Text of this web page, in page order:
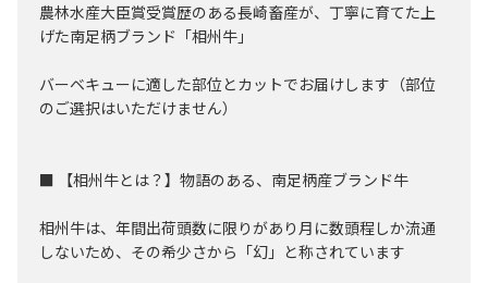
農林水産大臣賞受賞歴のある長崎畜産が、丁寧に育てた上
げた南足柄ブランド「相州牛」
バーベキューに適した部位とカットでお届けします（部位
のご選択はいただけません）
■ 【相州牛とは？】物語のある、南足柄産ブランド牛
相州牛は、年間出荷頭数に限りがあり月に数頭程しか流通
しないため、その希少さから「幻」と称されています